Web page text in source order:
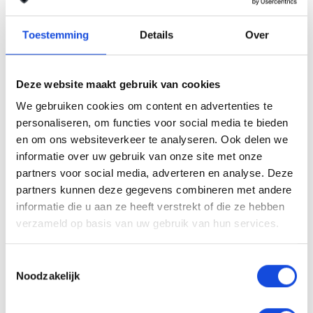
Toestemming Details Over
Deze website maakt gebruik van cookies
We gebruiken cookies om content en advertenties te
personaliseren, om functies voor social media te bieden
en om ons websiteverkeer te analyseren. Ook delen we
informatie over uw gebruik van onze site met onze
partners voor social media, adverteren en analyse. Deze
partners kunnen deze gegevens combineren met andere
informatie die u aan ze heeft verstrekt of die ze hebben
verzameld op basis van uw gebruik van hun services.
Noodzakelijk
internetsite zo accuraat en actueel mogelijk weer
te geven. Fouten zijn echter nooit uit te sluiten.
beslissing zouden kunnen beïnvloeden.
Een proefrit levert het overtuigende bewijs. Bel nu
Stel uw vraag
Maak een afspraak